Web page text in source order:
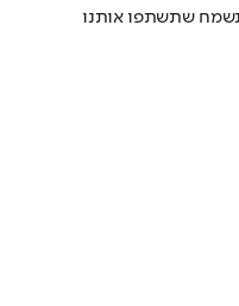
שתשתפו אותנו